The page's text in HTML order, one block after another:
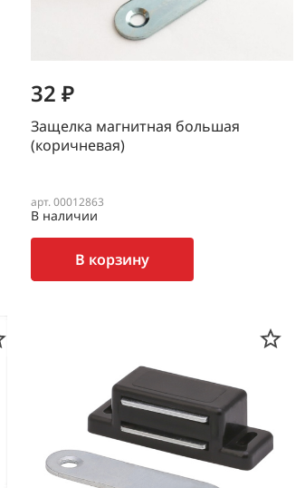
32 ₽
Защелка магнитная большая
(коричневая)
арт. 00012863
В наличии
В корзину